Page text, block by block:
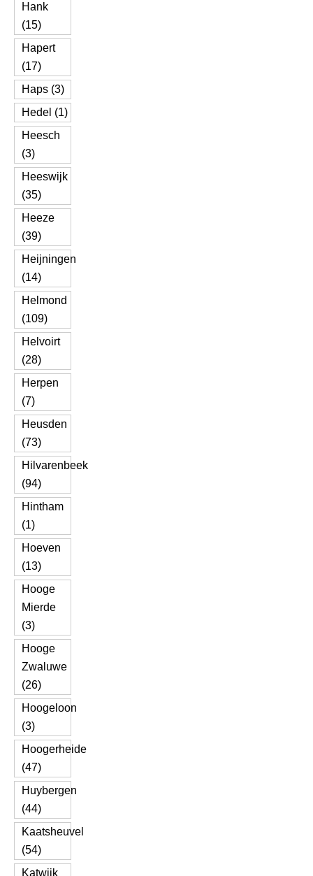
Hank
(15)
Hapert
(17)
Haps (3)
Hedel (1)
Heesch
(3)
Heeswijk
(35)
Heeze
(39)
Heijningen
(14)
Helmond
(109)
Helvoirt
(28)
Herpen
(7)
Heusden
(73)
Hilvarenbeek
(94)
Hintham
(1)
Hoeven
(13)
Hooge
Mierde
(3)
Hooge
Zwaluwe
(26)
Hoogeloon
(3)
Hoogerheide
(47)
Huybergen
(44)
Kaatsheuvel
(54)
Katwijk